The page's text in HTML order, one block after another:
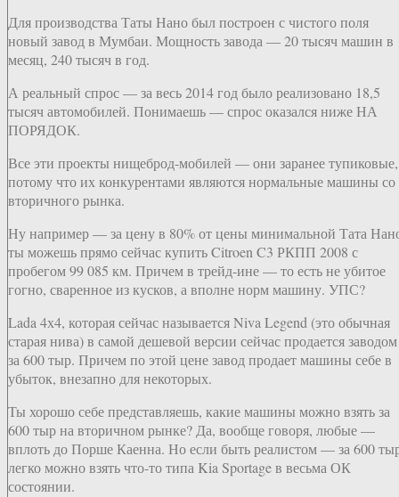
Для производства Таты Нано был построен с чистого поля
новый завод в Мумбаи. Мощность завода — 20 тысяч машин в
месяц, 240 тысяч в год.
А реальный спрос — за весь 2014 год было реализовано 18,5
тысяч автомобилей. Понимаешь — спрос оказался ниже НА
ПОРЯДОК.
Все эти проекты нищеброд-мобилей — они заранее тупиковые,
потому что их конкурентами являются нормальные машины со
вторичного рынка.
Ну например — за цену в 80% от цены минимальной Тата
ты можешь прямо сейчас купить Citroen C3 РКПП 2008 с
пробегом 99 085 км. Причем в трейд-ине — то есть не убитое
гогно, сваренное из кусков, а вполне норм машину. УПС?
Lada 4х4, которая сейчас называется Niva Legend (это обычная
старая нива) в самой дешевой версии сейчас продается заводом
за 600 тыр. Причем по этой цене завод продает машины себе в
убыток, внезапно для некоторых.
Ты хорошо себе представляешь, какие машины можно взять за
600 тыр на вторичном рынке? Да, вообще говоря, любые —
вплоть до Порше Каенна. Но если быть реалистом — за 600
легко можно взять что-то типа Kia Sportage в весьма ОК
состоянии.